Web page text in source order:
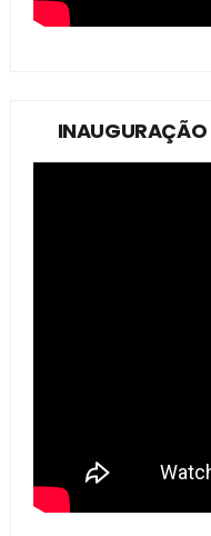
INAUGURAÇÃO